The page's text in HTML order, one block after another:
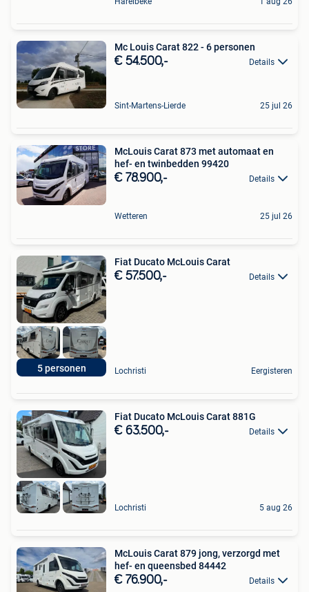
Mc Louis Carat 822 - 6 personen
€ 54.500,- Details
Sint-Martens-Lierde 25 jul 26
McLouis Carat 873 met automaat en
hef- en twinbedden 99420
€ 78.900,- Details
Wetteren 25 jul 26
5 personen
Fiat Ducato McLouis Carat
€ 57.500,- Details
Lochristi Eergisteren
Fiat Ducato McLouis Carat 881G
€ 63.500,- Details
Lochristi 5 aug 26
McLouis Carat 879 jong, verzorgd met
hef- en queensbed 84442
€ 76.900,- Details